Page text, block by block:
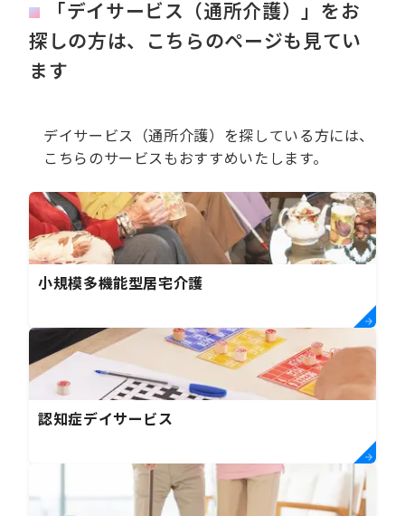
「デイサービス（通所介護）」をお
探しの方は、こちらのページも見てい
ます
デイサービス（通所介護）を探している方には、
こちらのサービスもおすすめいたします。
小規模多機能型居宅介護
認知症デイサービス